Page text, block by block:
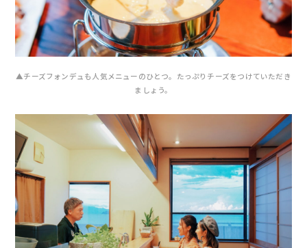
▲チーズフォンデュも人気メニューのひとつ。たっぷりチーズをつけていただき
ましょう。